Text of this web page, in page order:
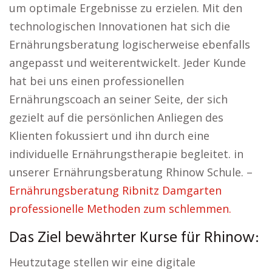
um optimale Ergebnisse zu erzielen. Mit den
technologischen Innovationen hat sich die
Ernährungsberatung logischerweise ebenfalls
angepasst und weiterentwickelt. Jeder Kunde
hat bei uns einen professionellen
Ernährungscoach an seiner Seite, der sich
gezielt auf die persönlichen Anliegen des
Klienten fokussiert und ihn durch eine
individuelle Ernährungstherapie begleitet. in
unserer Ernährungsberatung Rhinow Schule. –
Ernährungsberatung Ribnitz Damgarten
professionelle Methoden zum schlemmen.
Das Ziel bewährter Kurse für Rhinow:
Heutzutage stellen wir eine digitale